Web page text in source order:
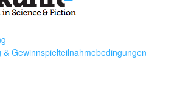
Gewinnspielteilnahmebedingungen